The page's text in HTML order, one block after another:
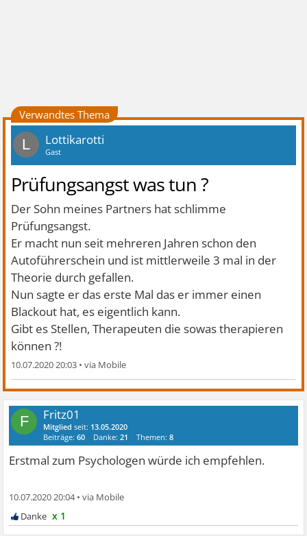
Verwandtes Thema
L Lottikarotti
Gast
Prüfungsangst was tun ?
Der Sohn meines Partners hat schlimme
Prüfungsangst.
Er macht nun seit mehreren Jahren schon den
Autoführerschein und ist mittlerweile 3 mal in der
Theorie durch gefallen.
Nun sagte er das erste Mal das er immer einen
Blackout hat, es eigentlich kann.
Gibt es Stellen, Therapeuten die sowas therapieren
können ?!
10.07.2020 20:03 •
F Fritz01
Mitglied seit: 13.05.2020
Beiträge:60 Danke:21 Themen:8
Erstmal zum Psychologen würde ich empfehlen.
10.07.2020 20:04•
x 1